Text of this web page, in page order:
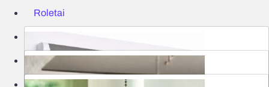
Roletai
Išmanus valdymas
Tinkleliai